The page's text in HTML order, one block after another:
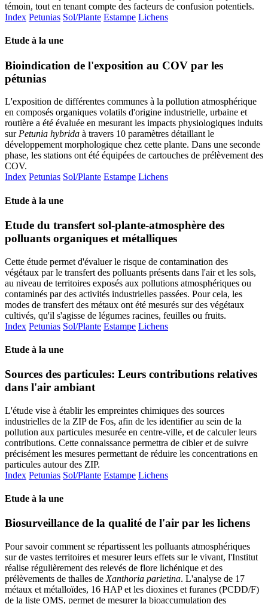
témoin, tout en tenant compte des facteurs de confusion potentiels.
Index Petunias Sol/Plante Estampe Lichens
Etude à la une
Bioindication de l'exposition au COV par les
pétunias
L'exposition de différentes communes à la pollution atmosphérique
en composés organiques volatils d'origine industrielle, urbaine et
routière a été évaluée en mesurant les impacts physiologiques induits
sur Petunia hybrida à travers 10 paramètres détaillant le
développement morphologique chez cette plante. Dans une seconde
phase, les stations ont été équipées de cartouches de prélèvement des
COV.
Index Petunias Sol/Plante Estampe Lichens
Etude à la une
Etude du transfert sol-plante-atmosphère des
polluants organiques et métalliques
Cette étude permet d'évaluer le risque de contamination des
végétaux par le transfert des polluants présents dans l'air et les sols,
au niveau de territoires exposés aux pollutions atmosphériques ou
contaminés par des activités industrielles passées. Pour cela, les
modes de transfert des métaux ont été mesurés sur des végétaux
cultivés, qu'il s'agisse de légumes racines, feuilles ou fruits.
Index Petunias Sol/Plante Estampe Lichens
Etude à la une
Sources des particules: Leurs contributions relatives
dans l'air ambiant
L'étude vise à établir les empreintes chimiques des sources
industrielles de la ZIP de Fos, afin de les identifier au sein de la
pollution aux particules mesurée en centre-ville, et de calculer leurs
contributions. Cette connaissance permettra de cibler et de suivre
précisément les mesures permettant de réduire les concentrations en
particules autour des ZIP.
Index Petunias Sol/Plante Estampe Lichens
Etude à la une
Biosurveillance de la qualité de l'air par les lichens
Pour savoir comment se répartissent les polluants atmosphériques
sur de vastes territoires et mesurer leurs effets sur le vivant, l'Institut
réalise régulièrement des relevés de flore lichénique et des
prélèvements de thalles de Xanthoria parietina. L'analyse de 17
métaux et métalloïdes, 16 HAP et les dioxines et furanes (PCDD/F)
de la liste OMS, permet de mesurer la bioaccumulation des